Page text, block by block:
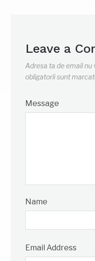
Leave a
Adresa ta de email nu
obligatorii sunt
Message
Name
Email Address